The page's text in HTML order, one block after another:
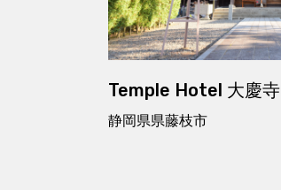
Temple Hotel 大慶寺
静岡県県藤枝市